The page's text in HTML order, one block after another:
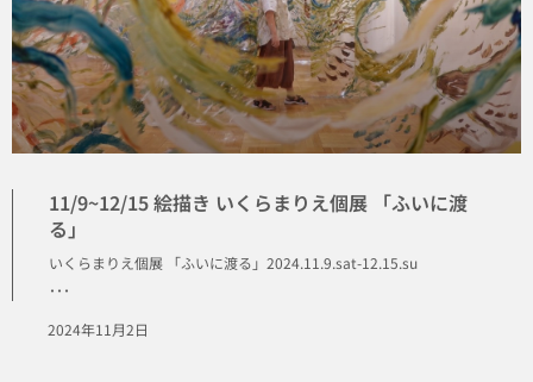
11/9~12/15 絵描き いくらまりえ個展 「ふいに渡
る」
いくらまりえ個展 「ふいに渡る」2024.11.9.sat-12.15.su
･･･
2024年11月2日